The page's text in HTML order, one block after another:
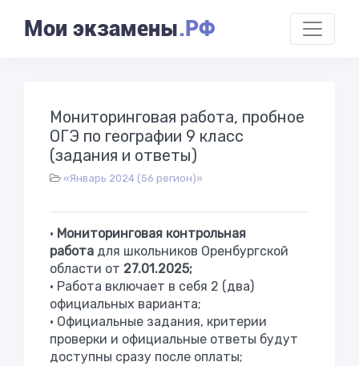
Мои экзамены.РФ
Мониторинговая работа, пробное
ОГЭ по географии 9 класс
(задания и ответы)
«Январь 2024 (56 регион)»
• Мониторинговая контрольная
работа для школьников Оренбургской
области от 27.01.2025;
• Работа включает в себя 2 (два)
официальных варианта;
• Официальные задания, критерии
проверки и официальные ответы будут
доступны сразу после оплаты;